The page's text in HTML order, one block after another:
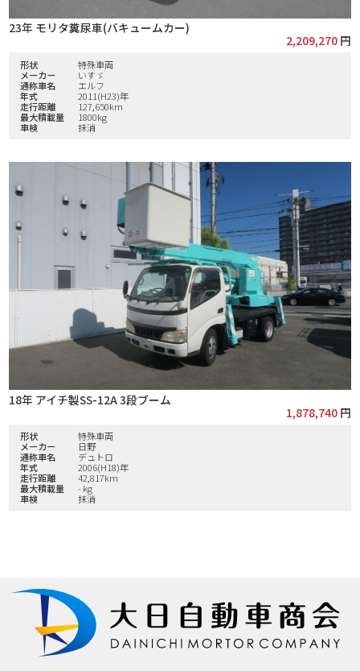
23年 モリタ糞尿車(バキュームカー)
2,209,270円
形状
特殊車両
メーカー
いすゞ
通称車名
エルフ
年式
2011(H23)年
走行距離
127,650km
最大積載量
1800kg
車検
抹消
18年 アイチ製SS-12A 3段ブーム
1,878,740円
形状
特殊車両
メーカー
日野
通称車名
デュトロ
年式
2006(H18)年
走行距離
42,817km
最大積載量
- kg
車検
抹消